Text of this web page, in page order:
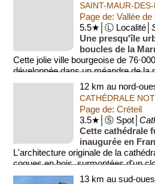
SAINT-MAUR-
Page de: Vallée
5.5★│Ⓛ Localité│
Une presqu'île
boucles de la
Cette jolie ville bourgeoise de
développée dans un méandre de la
l'emplacement d'une ancienne ...
12 km au nord-
CATHÉDRALE
Page de: Créteil
3.5★│Ⓢ Spot│
Cette cathédrale
inaugurée en
L'architecture originale de la
coques en bois, surmontées d'un
haut. La...
13 km au sud-